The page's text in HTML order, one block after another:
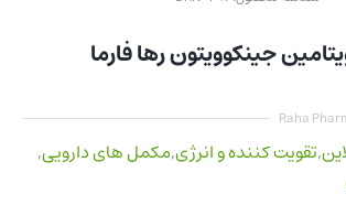
جینکوویتون رها فارما
Raha
,تقویت کننده و انرژی,مکمل های دارویی,